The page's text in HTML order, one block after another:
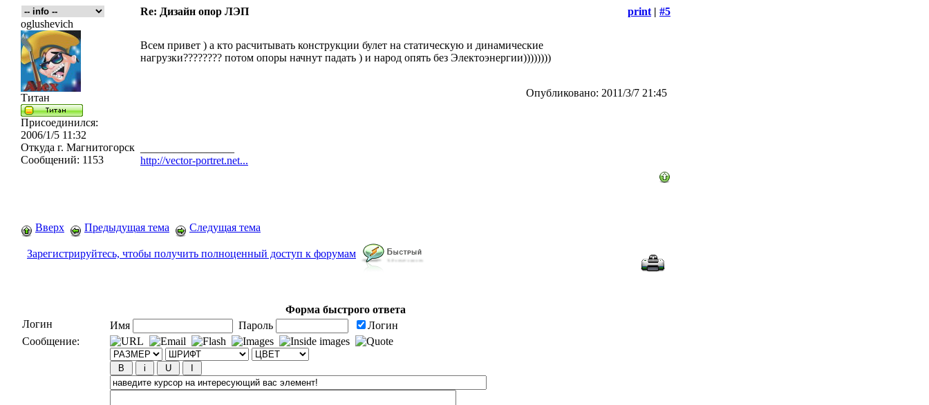
Re: Дизайн опор ЛЭП print | #5
oglushevich
Титан
Присоединился:
2006/1/5 11:32
Откуда г. Магнитогорск
Сообщений: 1153
Всем привет ) а кто расчитывать конструкции булет на статическую и динамические
нагрузки???????? потом опоры начнут падать ) и народ опять без Электоэнергии))))))))
Опубликовано: 2011/3/7 21:45
http://vector-portret.net...
Вверх Предыдущая тема Следущая тема
Зарегистрируйтесь, чтобы получить полноценный доступ к форумам
Форма быстрого ответа
Логин
Имя Пароль
Логин
Сообщение: